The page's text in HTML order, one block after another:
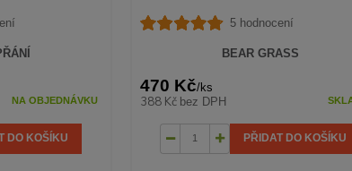
NA OBJEDNÁVKU
DO KOŠÍKU
5 hodnocení
BEAR GRASS
470 Kč/ks
388 Kč bez DPH
PŘIDAT DO KOŠÍKU